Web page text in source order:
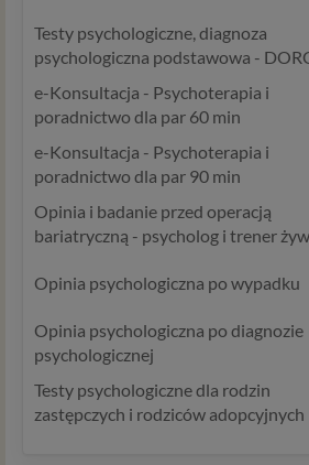
Testy psychologiczne, diagnoza
psychologiczna podstawowa -
e-Konsultacja - Psychoterapia i
poradnictwo dla par 60 min
e-Konsultacja - Psychoterapia i
poradnictwo dla par 90 min
Opinia i badanie przed operacją
bariatryczną - psycholog i trener
Opinia psychologiczna po wypadku
Opinia psychologiczna po diagnozie
psychologicznej
Testy psychologiczne dla rodzin
zastępczych i rodziców adopcyjnych